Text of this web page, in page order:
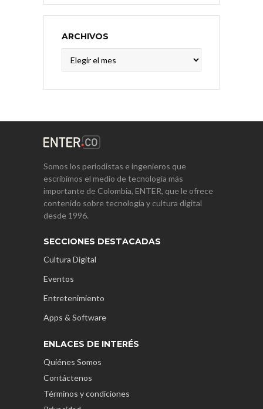
ARCHIVOS
Somos los periodistas e ingenieros que
escribimos el medio de tecnología más
importante de Colombia, ENTER, que le ofrece
contenido sobre tecnología y cultura digital
desde 1996.
SECCIONES DESTACADAS
Cultura Digital
Eventos
Entretenimiento
Apps & Software
ENLACES DE INTERÉS
Quiénes Somos
Contáctenos
Términos y condiciones